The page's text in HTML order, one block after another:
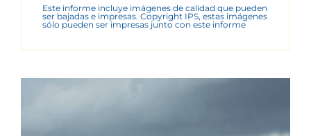
Este informe incluye imágenes de calidad que pueden
ser bajadas e impresas. Copyright IPS, estas imágenes
sólo pueden ser impresas junto con este informe